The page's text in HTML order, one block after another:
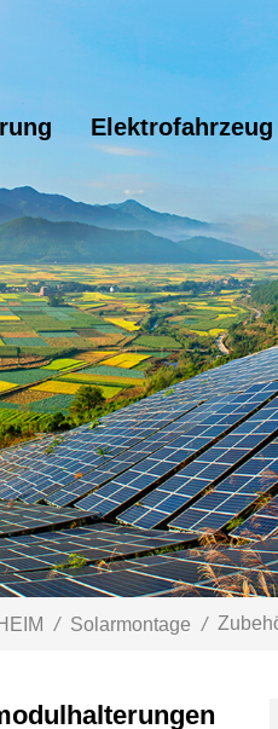
Elektrofahrzeug
HEIM / Solarmontage /